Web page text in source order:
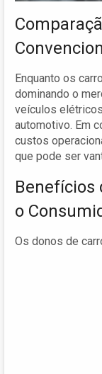
Enquanto os
dominando o
veículos
automotivo. Em
custos
que pode ser
Benefícios
o
Os donos de